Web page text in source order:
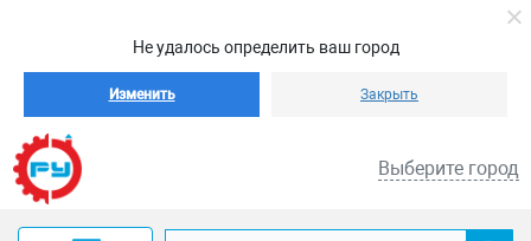
Не удалось определить ваш город
Изменить Закрыть
Выберите город